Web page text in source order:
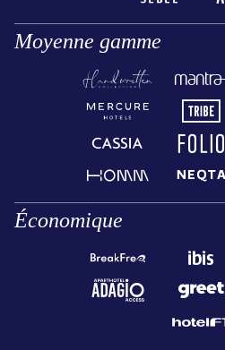
Moyenne gamme
Économique